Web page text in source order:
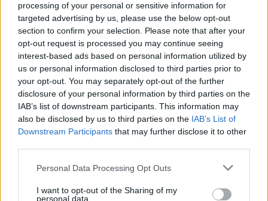
processing of your personal or sensitive information for
targeted advertising by us, please use the below opt-out
section to confirm your selection. Please note that after your
opt-out request is processed you may continue seeing
interest-based ads based on personal information utilized by
us or personal information disclosed to third parties prior to
your opt-out. You may separately opt-out of the further
disclosure of your personal information by third parties on the
IAB’s list of downstream participants. This information may
also be disclosed by us to third parties on the IAB’s List of
Downstream Participants that may further disclose it to other
Please note that this website/app uses one or more Google
not limited to your visit or usage behaviour. You may click to
Personal Data Processing Opt Outs
I want to opt-out of the Sharing of my
personal data.
ΑΣΕΠ: Πιστοποίηση Αγγλικών σε
μόνο 2 ημέρες στα χέρια σας
ΑΣΕΠ: Εξ αποστάσεως η πιο Εύκολη
Πιστοποίηση Υπολογιστών σε 2